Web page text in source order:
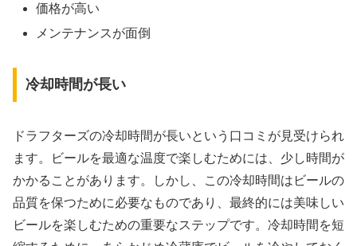
価格が高い
メンテナンスが面倒
冷却時間が長い
ドラフターズの冷却時間が長いという口コミが見受けられ
ます。ビールを最適な温度で楽しむためには、少し時間が
かかることがあります。しかし、この冷却時間はビールの
品質を保つために必要なものであり、最終的には美味しい
ビールを楽しむための重要なステップです。冷却時間を短